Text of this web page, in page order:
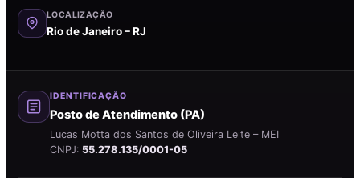
LOCALIZAÇÃO
Rio de Janeiro – RJ
IDENTIFICAÇÃO
Posto de Atendimento (PA)
Lucas Motta dos Santos de Oliveira Leite – MEI
CNPJ: 55.278.135/0001-05